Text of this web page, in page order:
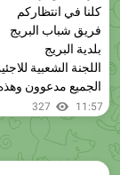
بلدية البريج
اللجنة الشعبية
الجميع مدعوون
327 11:57
تقرير